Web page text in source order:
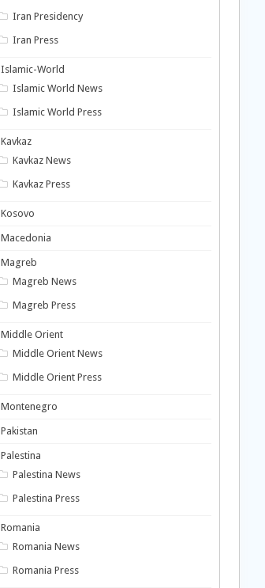
Iran Presidency
Iran Press
Islamic-World
Islamic World News
Islamic World Press
Kavkaz
Kavkaz News
Kavkaz Press
Kosovo
Macedonia
Magreb
Magreb News
Magreb Press
Middle Orient
Middle Orient News
Middle Orient Press
Montenegro
Pakistan
Palestina
Palestina News
Palestina Press
Romania
Romania News
Romania Press